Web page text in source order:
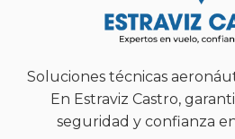
Soluciones técnicas
En Estraviz Castro,
seguridad y confianza